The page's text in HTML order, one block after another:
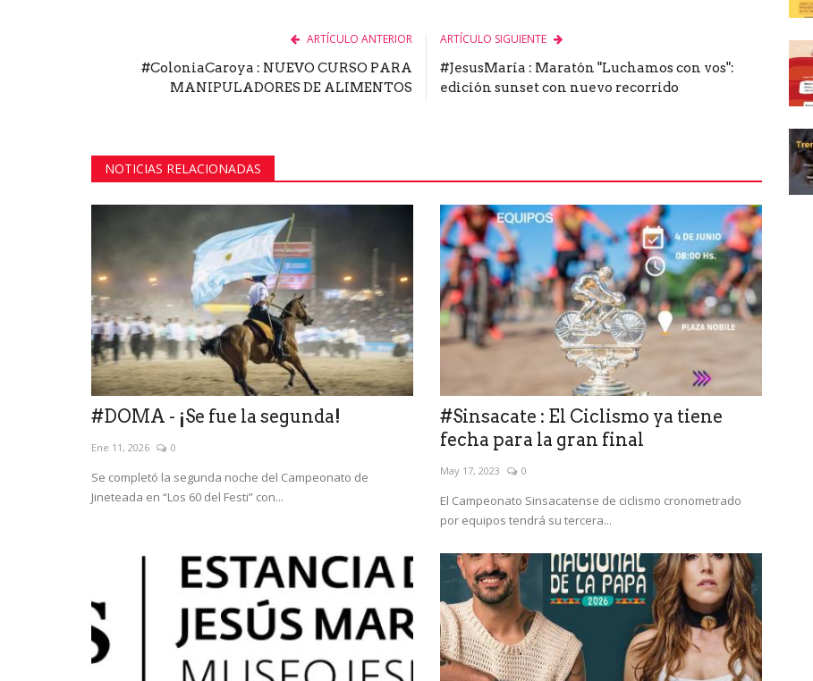
ARTÍCULO ANTERIOR
#ColoniaCaroya : NUEVO CURSO PARA
MANIPULADORES DE ALIMENTOS
ARTÍCULO SIGUIENTE
#JesusMaría : Maratón "Luchamos con vos":
edición sunset con nuevo recorrido
NOTICIAS RELACIONADAS
#DOMA - ¡Se fue la segunda!
Ene 11, 2026 0
Se completó la segunda noche del Campeonato de
Jineteada en “Los 60 del Festi” con...
#Sinsacate : El Ciclismo ya tiene
fecha para la gran final
May 17, 2023 0
El Campeonato Sinsacatense de ciclismo cronometrado
por equipos tendrá su tercera...